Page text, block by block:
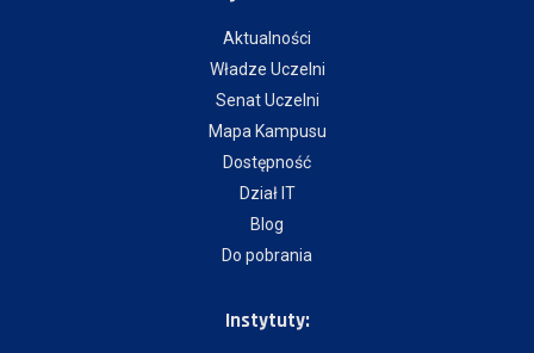
Aktualności
Władze Uczelni
Senat Uczelni
Mapa Kampusu
Dostępność
Dział IT
Blog
Do pobrania
Instytuty: